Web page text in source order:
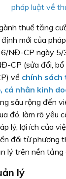
pháp luật về
thuế tăng
mới của
NĐ-CP ngày
CP (sửa đổi, bổ
về chính sách
cá nhân kinh
sâu rộng đến
đó, làm rõ yêu
lý, lợi ích của
đổi từ phương
lý trên nền tảng
lý